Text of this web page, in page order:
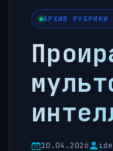
АРХИВ РУБРИКИ
10.04.2026